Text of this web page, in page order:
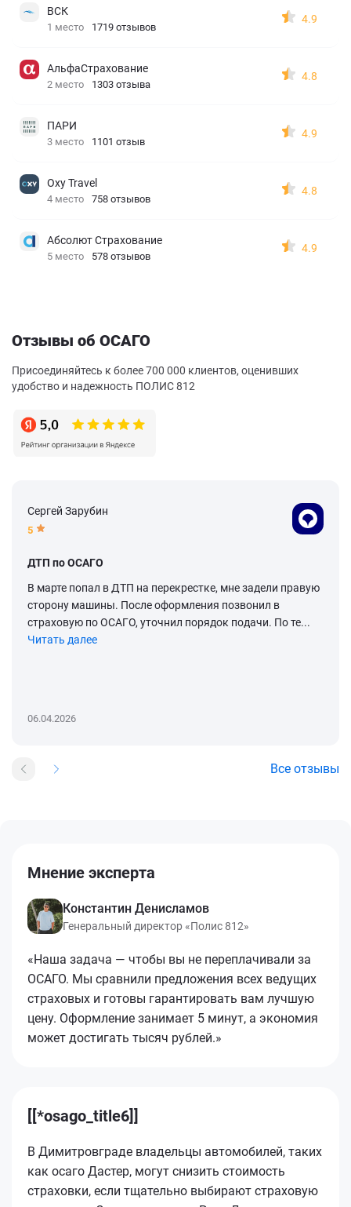
ВСК
1 место 1719 отзывов
4.9
АльфаСтрахование
2 место 1303 отзыва
4.8
ПАРИ
3 место 1101 отзыв
4.9
Oxy Travel
4 место 758 отзывов
4.8
Абсолют Страхование
5 место 578 отзывов
4.9
Отзывы об ОСАГО
Присоединяйтесь к более 700 000 клиентов, оценивших
удобство и надежность ПОЛИС 812
Сергей Зарубин
5
ДТП по ОСАГО
В марте попал в ДТП на перекрестке, мне задели правую
сторону машины. После оформления позвонил в
страховую по ОСАГО, уточнил порядок подачи. По те...
Читать далее
06.04.2026
Все отзывы
Мнение эксперта
Константин Денисламов
Генеральный директор «Полис 812»
«Наша задача — чтобы вы не переплачивали за
ОСАГО. Мы сравнили предложения всех ведущих
страховых и готовы гарантировать вам лучшую
цену. Оформление занимает 5 минут, а экономия
может достигать тысяч рублей.»
[[*osago_title6]]
В Димитровграде владельцы автомобилей, таких
как осаго Дастер, могут снизить стоимость
страховки, если тщательно выбирают страховую